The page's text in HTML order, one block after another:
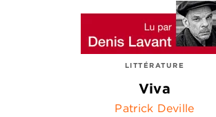
LITTÉRATURE
Viva
Patrick Deville